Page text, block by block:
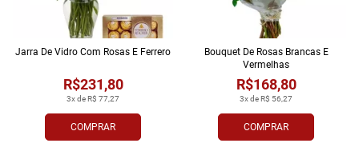
COMPRAR
3x de R$ 77,27
R$231,80
Jarra De Vidro Com Rosas E Ferrero
COMPRAR
3x de R$ 56,27
R$168,80
Bouquet De Rosas Brancas E
Vermelhas